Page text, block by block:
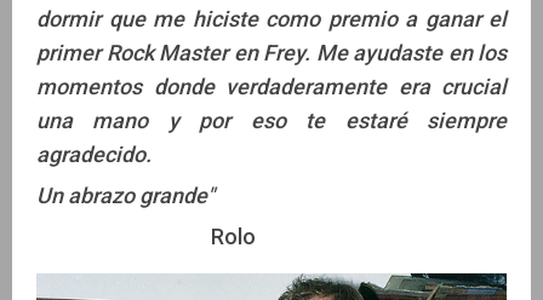
dormir que me hiciste como premio a ganar el
primer Rock Master en Frey. Me ayudaste en los
momentos donde verdaderamente era crucial
una mano y por eso te estaré siempre
agradecido.
Un abrazo grande"
Rolo